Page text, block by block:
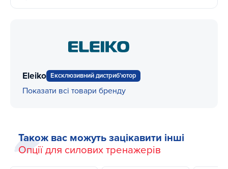
Eleiko Ексклюзивний дистриб'ютор
Показати всі товари бренду
Також вас можуть зацікавити інші
Опції для силових тренажерів